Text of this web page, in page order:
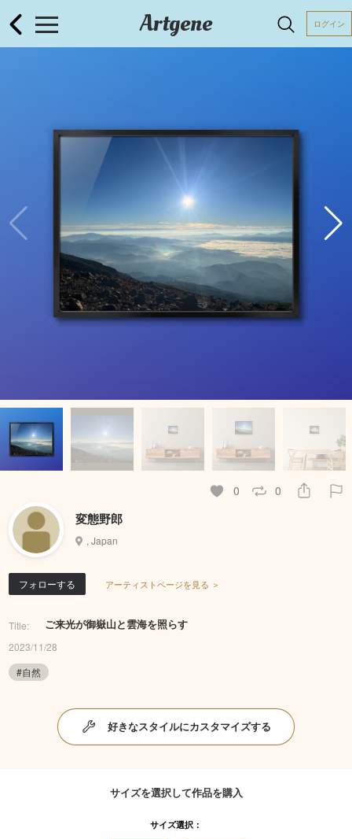
Artgene ログイン
0 0
変態野郎
, Japan
フォローする アーティストページを見る ＞
Title: ご来光が御嶽山と雲海を照らす
2023/11/28
#自然
好きなスタイルにカスタマイズする
サイズを選択して作品を購入
サイズ選択：